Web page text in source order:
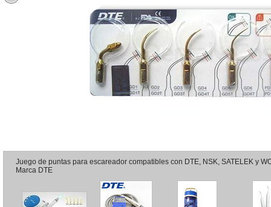
Juego de puntas para escareador compatibles con DTE, NSK, SATELEK y
Marca DTE